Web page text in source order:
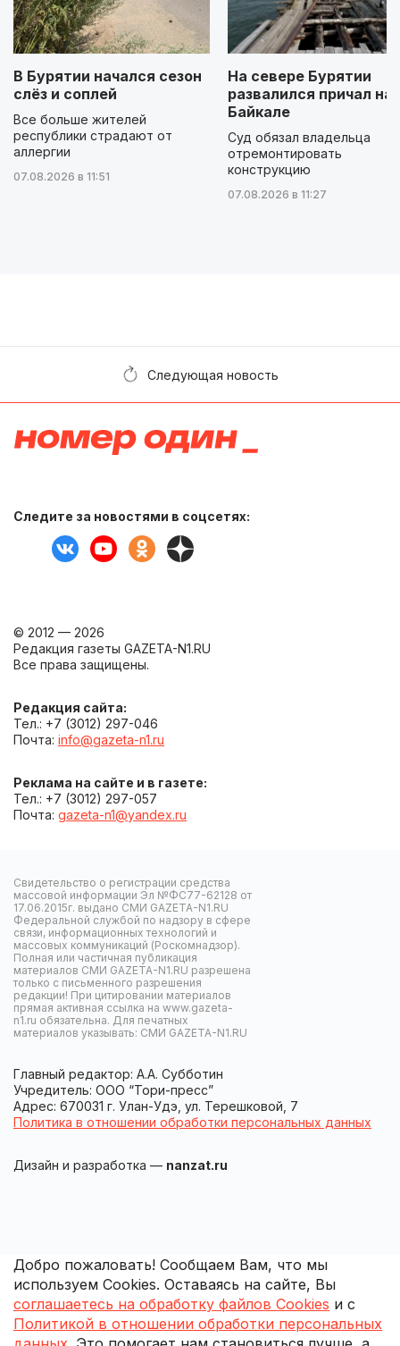
В Бурятии начался сезон
слёз и соплей
Все больше жителей
республики страдают от
аллергии
07.08.2026 в 11:51
На севере Бурятии
развалился причал на
Байкале
Суд обязал владельца
отремонтировать
конструкцию
07.08.2026 в 11:27
Следующая новость
Следите за новостями в соцсетях:
© 2012 — 2026
Редакция газеты GAZETA-N1.RU
Все права защищены.
Редакция сайта:
Тел.: +7 (3012) 297-046
Почта: info@gazeta-n1.ru
Реклама на сайте и в газете:
Тел.: +7 (3012) 297-057
Почта: gazeta-n1@yandex.ru
Свидетельство о регистрации средства
массовой информации Эл №ФС77-62128 от
17.06.2015г. выдано СМИ GAZETA-N1.RU
Федеральной службой по надзору в сфере
связи, информационных технологий и
массовых коммуникаций (Роскомнадзор).
Полная или частичная публикация
материалов СМИ GAZETA-N1.RU разрешена
только с письменного разрешения
редакции! При цитировании материалов
прямая активная ссылка на www.gazeta-
n1.ru обязательна. Для печатных
материалов указывать: СМИ GAZETA-N1.RU
Главный редактор: А.А. Субботин
Учредитель: ООО “Тори-пресс”
Адрес: 670031 г. Улан-Удэ, ул. Терешковой, 7
Политика в отношении обработки персональных данных
Дизайн и разработка — nanzat.ru
Добро пожаловать! Сообщаем Вам, что мы
используем Cookies. Оставаясь на сайте, Вы
соглашаетесь на обработку файлов Cookies и с
Политикой в отношении обработки персональных